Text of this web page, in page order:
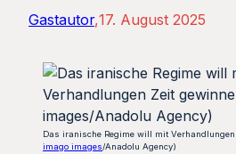
Gastautor 17. August 2025
Das iranische Regime will mit
imago images/Anadolu Agency)